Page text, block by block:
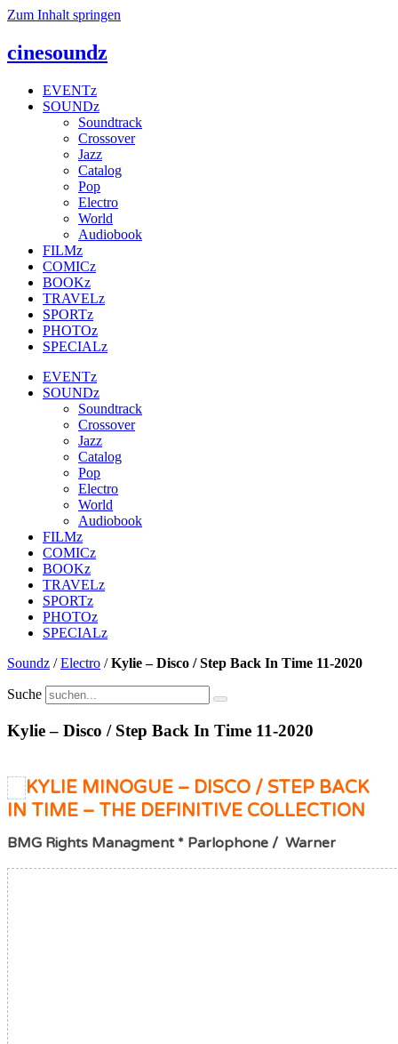
Zum Inhalt springen
cinesoundz
EVENTz
SOUNDz
Soundtrack
Crossover
Jazz
Catalog
Pop
Electro
World
Audiobook
FILMz
COMICz
BOOKz
TRAVELz
SPORTz
PHOTOz
SPECIALz
EVENTz
SOUNDz
Soundtrack
Crossover
Jazz
Catalog
Pop
Electro
World
Audiobook
FILMz
COMICz
BOOKz
TRAVELz
SPORTz
PHOTOz
SPECIALz
Soundz /Electro /Kylie – Disco / Step Back In Time 11-2020
Suche
Kylie – Disco / Step Back In Time 11-2020
KYLIE MINOGUE – DISCO / STEP BACK
IN TIME – THE DEFINITIVE COLLECTION
BMG Rights Managment * Parlophone / Warner